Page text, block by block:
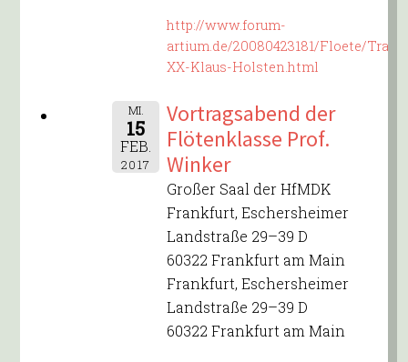
http://www.forum-
artium.de/20080423181/Floete/
XX-Klaus-Holsten.html
MI.
15
FEB.
2017
Vortragsabend der
Flötenklasse Prof.
Winker
Großer Saal der HfMDK
Frankfurt, Eschersheimer
Landstraße 29–39 D
60322 Frankfurt am Main
Frankfurt, Eschersheimer
Landstraße 29–39 D
60322 Frankfurt am Main